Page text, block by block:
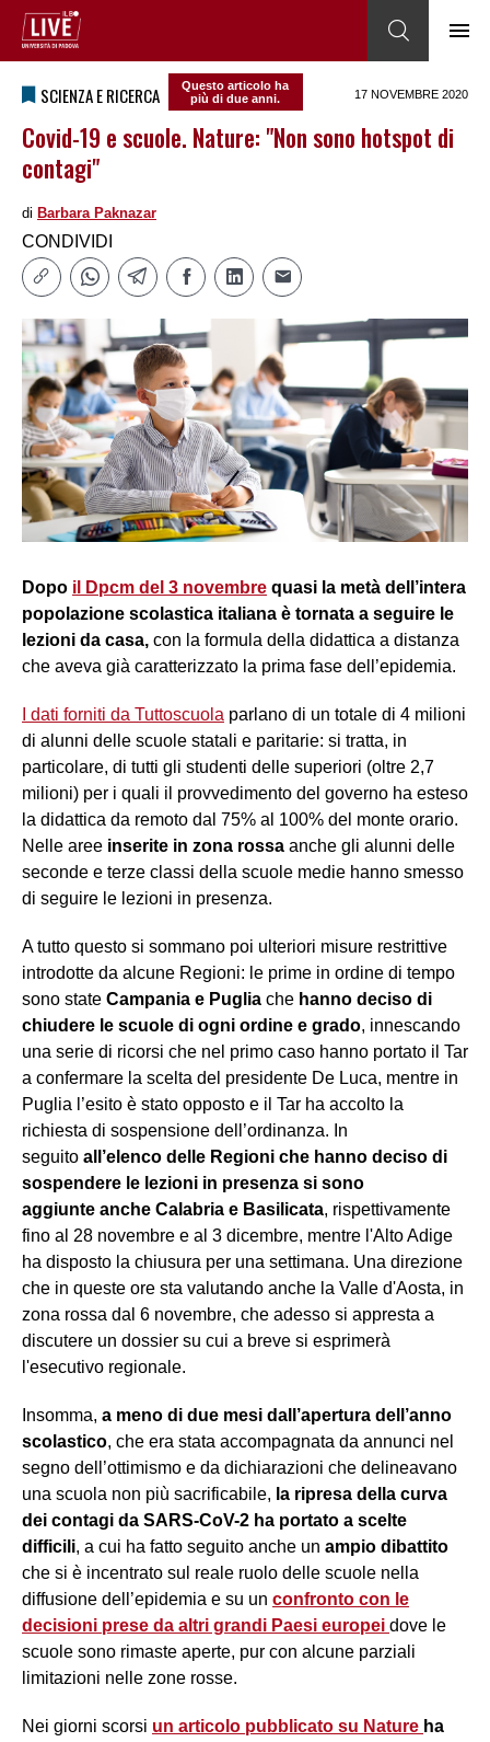
SCIENZA E RICERCA
Questo articolo ha
più di due anni.
17 NOVEMBRE 2020
Covid-19 e scuole. Nature: "Non sono hotspot di
contagi"
di Barbara Paknazar
CONDIVIDI
Dopo il Dpcm del 3 novembre quasi la metà dell’intera
popolazione scolastica italiana è tornata a seguire le
lezioni da casa, con la formula della didattica a distanza
che aveva già caratterizzato la prima fase dell’epidemia.
I dati forniti da Tuttoscuola parlano di un totale di 4 milioni
di alunni delle scuole statali e paritarie: si tratta, in
particolare, di tutti gli studenti delle superiori (oltre 2,7
milioni) per i quali il provvedimento del governo ha esteso
la didattica da remoto dal 75% al 100% del monte orario.
Nelle aree inserite in zona rossa anche gli alunni delle
seconde e terze classi della scuole medie hanno smesso
di seguire le lezioni in presenza.
A tutto questo si sommano poi ulteriori misure restrittive
introdotte da alcune Regioni: le prime in ordine di tempo
sono state Campania e Puglia che hanno deciso di
chiudere le scuole di ogni ordine e grado, innescando
una serie di ricorsi che nel primo caso hanno portato il Tar
a confermare la scelta del presidente De Luca, mentre in
Puglia l’esito è stato opposto e il Tar ha accolto la
richiesta di sospensione dell’ordinanza. In
seguito all’elenco delle Regioni che hanno deciso di
sospendere le lezioni in presenza si sono
aggiunte anche Calabria e Basilicata, rispettivamente
fino al 28 novembre e al 3 dicembre, mentre l'Alto Adige
ha disposto la chiusura per una settimana. Una direzione
che in queste ore sta valutando anche la Valle d'Aosta, in
zona rossa dal 6 novembre, che adesso si appresta a
discutere un dossier su cui a breve si esprimerà
l'esecutivo regionale.
Insomma, a meno di due mesi dall’apertura dell’anno
scolastico, che era stata accompagnata da annunci nel
segno dell’ottimismo e da dichiarazioni che delineavano
una scuola non più sacrificabile, la ripresa della curva
dei contagi da SARS-CoV-2 ha portato a scelte
difficili, a cui ha fatto seguito anche un ampio dibattito
che si è incentrato sul reale ruolo delle scuole nella
diffusione dell’epidemia e su un confronto con le
decisioni prese da altri grandi Paesi europei dove le
scuole sono rimaste aperte, pur con alcune parziali
limitazioni nelle zone rosse.
Nei giorni scorsi un articolo pubblicato su Nature ha